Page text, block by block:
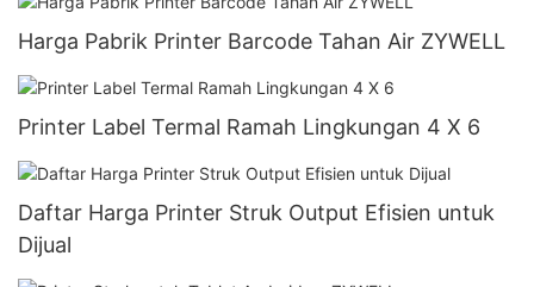
Harga Pabrik Printer Barcode Tahan Air ZYWELL
Printer Label Termal Ramah Lingkungan 4 X 6
Daftar Harga Printer Struk Output Efisien untuk
Dijual